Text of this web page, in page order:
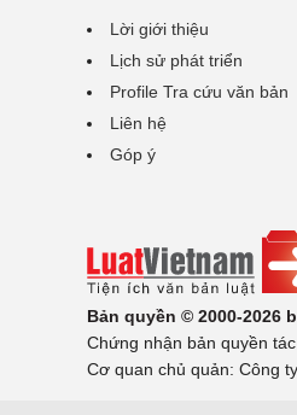
Lời giới thiệu
Lịch sử phát triển
Profile Tra cứu văn bản
Liên hệ
Góp ý
Bản quyền © 2000-2026
Chứng nhận bản quyền
Cơ quan chủ quản: Công